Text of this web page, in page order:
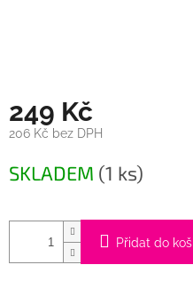
249 Kč
206 Kč bez DPH
cena:
SKLADEM (1 ks)
Přidat do